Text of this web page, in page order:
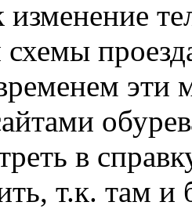
изменение
эти
в
т.к. там и